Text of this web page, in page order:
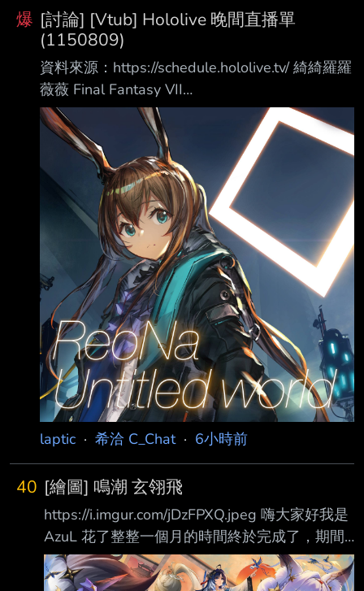
爆 [討論] [Vtub] Hololive 晚間直播單
(1150809)
資料來源：https://schedule.hololive.tv/ 綺綺羅羅
薇薇 Final Fantasy VII
https://www.youtube.com/watch?
v=e8nrouHntp4 輪堂千速 Final Fantasy VI
https://www.youtube.com/watch?
v=2GsZMyzsAO4 白上フブキ Hololive Dreams
https://www.youtube.com/watch?
v=LmybP56Sq0w 星街すいせい （同上）
laptic · 希洽 C_Chat· 6小時前
40 [繪圖] 鳴潮 玄翎飛
https://i.imgur.com/jDzFPXQ.jpeg 嗨大家好我是
AzuL 花了整整一個月的時間終於完成了，期間
蠻煎熬的沒畫過內容這麼多的圖但畫完後成就感
也滿滿。 說一些我對3.5的感想，我是喜歡這個